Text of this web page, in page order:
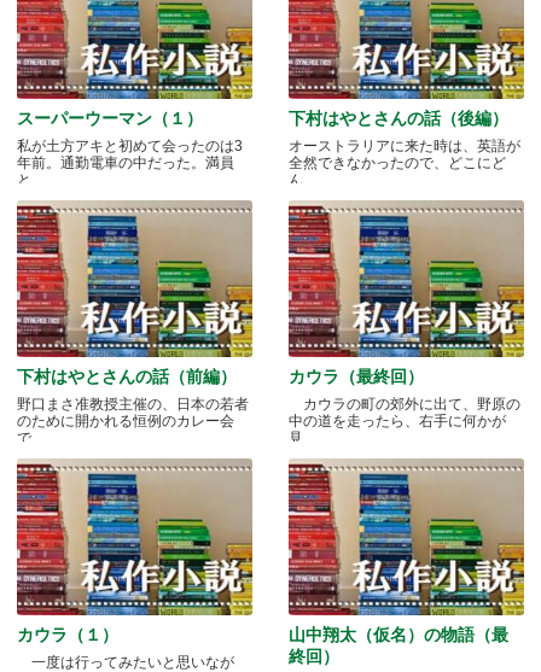
スーパーウーマン（１）
私が土方アキと初めて会ったのは3
年前。通勤電車の中だった。満員
と.....
下村はやとさんの話（後編）
オーストラリアに来た時は、英語が
全然できなかったので、どこにど
ん.....
下村はやとさんの話（前編）
野口まさ准教授主催の、日本の若者
のために開かれる恒例のカレー会
で.....
カウラ（最終回）
カウラの町の郊外に出て、野原の
中の道を走ったら、右手に何かが
見.....
カウラ（１）
一度は行ってみたいと思いなが
山中翔太（仮名）の物語（最
終回）